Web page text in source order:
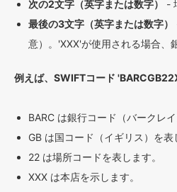
次の2文字（英字または数字）
-
最後の3文字（英字または数字）
意）。'XXX'が使用される場合、
例えば、SWIFTコード
BARC は銀行コード（バークレイ
GB は国コード（イギリス）を表
22 は場所コードを表します。
XXX は本店を示します。